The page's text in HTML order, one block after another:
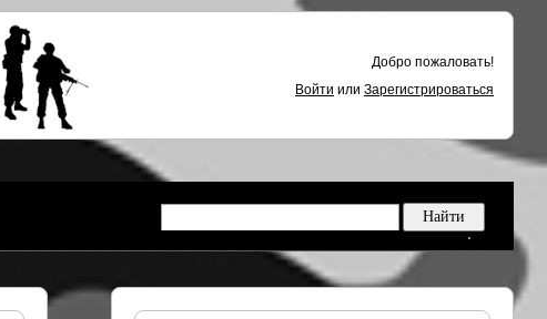
Добро пожаловать!
Войти или Зарегистрироваться